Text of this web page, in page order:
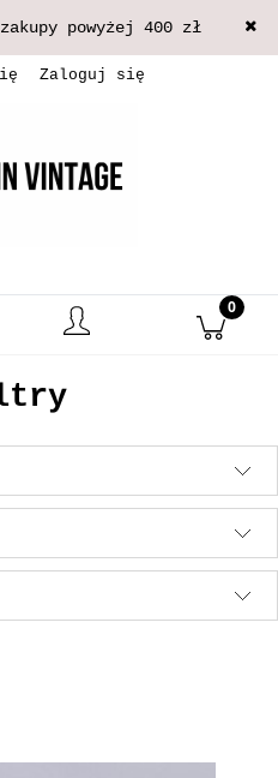
powyżej 400 zł
Zaloguj się